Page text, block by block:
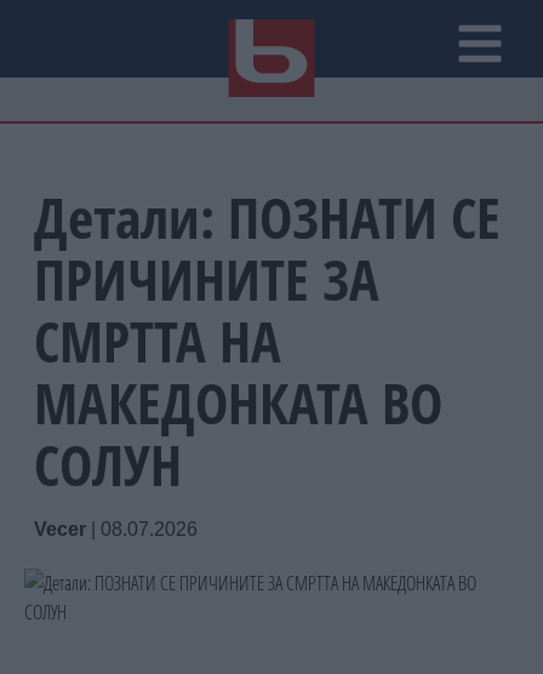
Детали: ПОЗНАТИ СЕ
ПРИЧИНИТЕ ЗА
СМРТТА НА
МАКЕДОНКАТА ВО
СОЛУН
Vecer 08.07.2026